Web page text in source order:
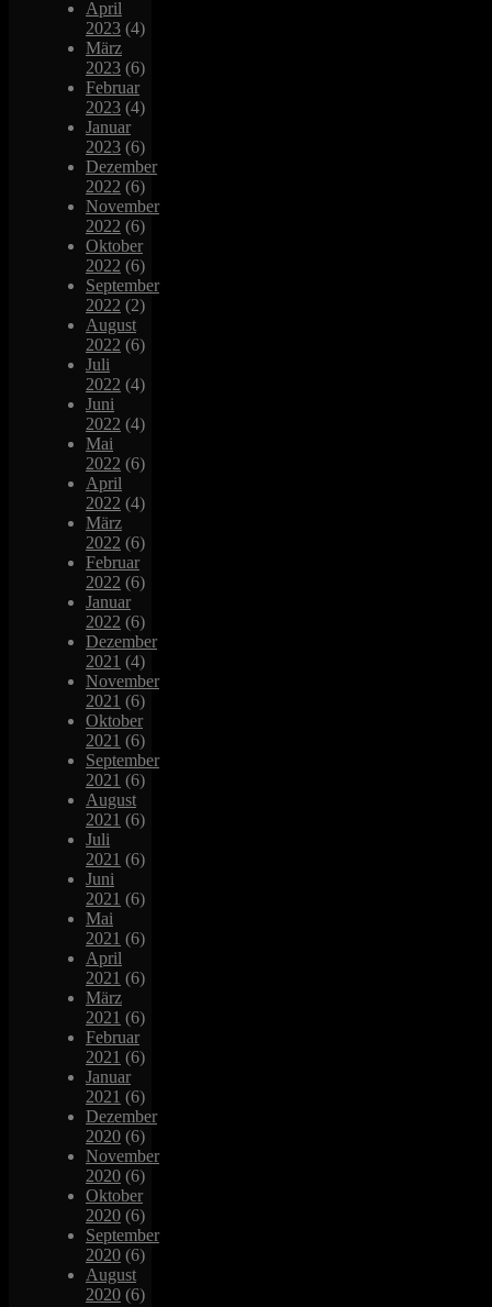
April
2023 (4)
März
2023 (6)
Februar
2023 (4)
Januar
2023 (6)
Dezember
2022 (6)
November
2022 (6)
Oktober
2022 (6)
September
2022 (2)
August
2022 (6)
Juli
2022 (4)
Juni
2022 (4)
Mai
2022 (6)
April
2022 (4)
März
2022 (6)
Februar
2022 (6)
Januar
2022 (6)
Dezember
2021 (4)
November
2021 (6)
Oktober
2021 (6)
September
2021 (6)
August
2021 (6)
Juli
2021 (6)
Juni
2021 (6)
Mai
2021 (6)
April
2021 (6)
März
2021 (6)
Februar
2021 (6)
Januar
2021 (6)
Dezember
2020 (6)
November
2020 (6)
Oktober
2020 (6)
September
2020 (6)
August
2020 (6)